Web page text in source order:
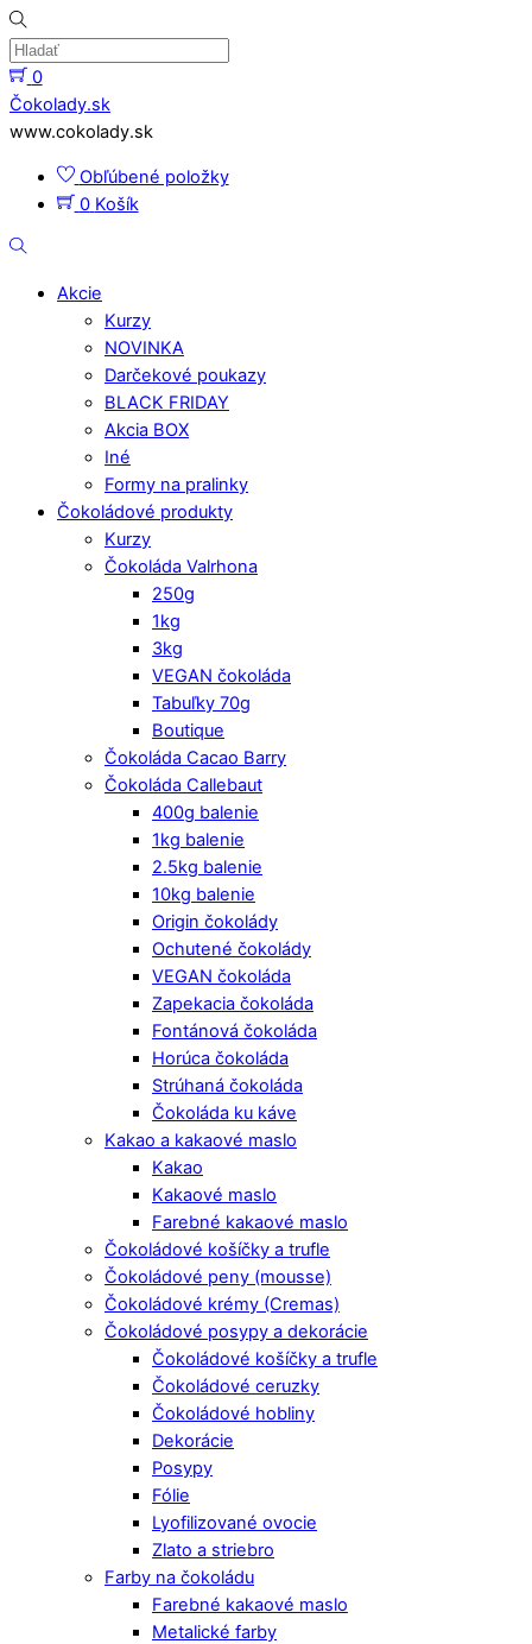
Skip
to
content
0
Menu
Čokolady.sk
www.cokolady.sk
Obľúbené položky
0 Košík
Hladať
Akcie
Kurzy
NOVINKA
Darčekové poukazy
BLACK FRIDAY
Akcia BOX
Iné
Formy na pralinky
Čokoládové produkty
Kurzy
Čokoláda Valrhona
250g
1kg
3kg
VEGAN čokoláda
Tabuľky 70g
Boutique
Čokoláda Cacao Barry
Čokoláda Callebaut
400g balenie
1kg balenie
2.5kg balenie
10kg balenie
Origin čokolády
Ochutené čokolády
VEGAN čokoláda
Zapekacia čokoláda
Fontánová čokoláda
Horúca čokoláda
Strúhaná čokoláda
Čokoláda ku káve
Kakao a kakaové maslo
Kakao
Kakaové maslo
Farebné kakaové maslo
Čokoládové košíčky a trufle
Čokoládové peny (mousse)
Čokoládové krémy (Cremas)
Čokoládové posypy a dekorácie
Čokoládové košíčky a trufle
Čokoládové ceruzky
Čokoládové hobliny
Dekorácie
Posypy
Fólie
Lyofilizované ovocie
Zlato a striebro
Farby na čokoládu
Farebné kakaové maslo
Metalické farby